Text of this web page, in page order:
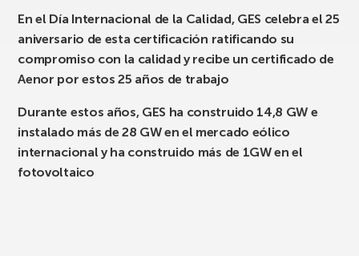
En el Día Internacional de la Calidad, GES celebra el 25
aniversario de esta certificación ratificando su
compromiso con la calidad y recibe un certificado de
Aenor por estos 25 años de trabajo
Durante estos años, GES ha construido 14,8 GW e
instalado más de 28 GW en el mercado eólico
internacional y ha construido más de 1GW en el
fotovoltaico